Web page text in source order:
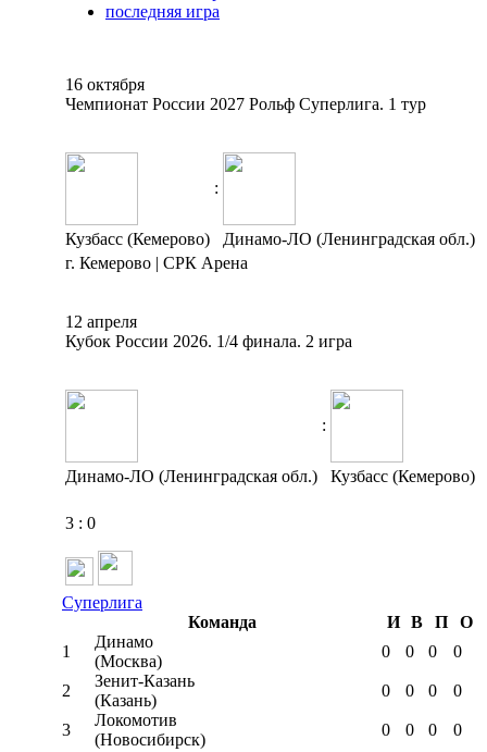
последняя игра
16 октября
Чемпионат России 2027 Рольф Суперлига. 1 тур
:
Кузбасс (Кемерово)
Динамо-ЛО (Ленинградская обл.)
г. Кемерово | СРК Арена
12 апреля
Кубок России 2026. 1/4 финала. 2 игра
:
Динамо-ЛО (Ленинградская обл.) Кузбасс (Кемерово)
3 : 0
Суперлига
Команда
И В П
О
1
Динамо
(Москва)
0 0 0 0
2
Зенит-Казань
(Казань)
0 0 0 0
3
Локомотив
(Новосибирск)
0 0 0 0